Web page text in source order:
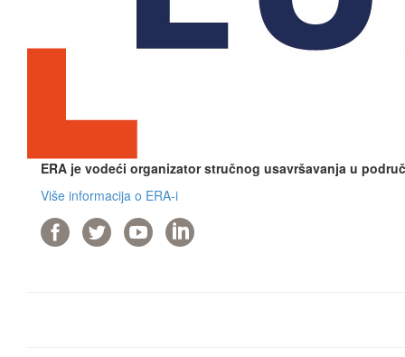
ERA je vodeći organizator stručnog usavršavanja u
Više informacija o ERA-i